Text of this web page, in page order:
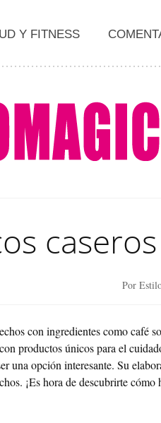
Y FITNESS
Por
con ingredientes como café
productos únicos para el
una opción interesante. Su
¡Es hora de descubrirte cómo